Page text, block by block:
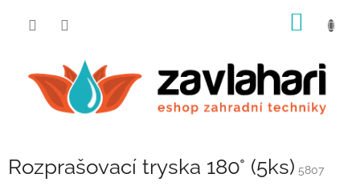
Rozprašovací tryska 180° (5ks) 5807